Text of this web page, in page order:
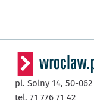
pl. Solny 14, 50-062
tel. 71 776 71 42